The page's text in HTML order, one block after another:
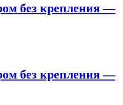
без крепления —
без крепления —